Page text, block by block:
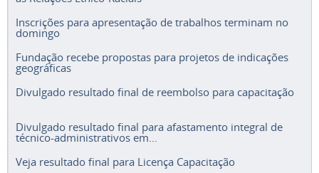
Inscrições para apresentação de trabalhos terminam no
domingo
Fundação recebe propostas para projetos de indicações
geográficas
Divulgado resultado final de reembolso para capacitação
Divulgado resultado final para afastamento integral de
técnico-administrativos em...
Veja resultado final para Licença Capacitação